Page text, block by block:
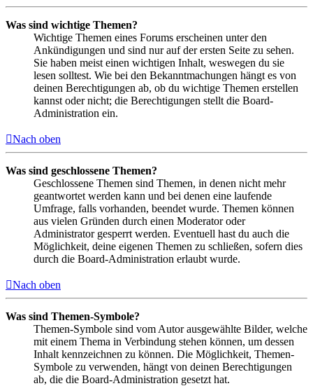
Was sind wichtige Themen?
Wichtige Themen eines Forums erscheinen unter den
Ankündigungen und sind nur auf der ersten Seite zu sehen.
Sie haben meist einen wichtigen Inhalt, weswegen du sie
lesen solltest. Wie bei den Bekanntmachungen hängt es von
deinen Berechtigungen ab, ob du wichtige Themen erstellen
kannst oder nicht; die Berechtigungen stellt die Board-
Administration ein.
Nach oben
Was sind geschlossene Themen?
Geschlossene Themen sind Themen, in denen nicht mehr
geantwortet werden kann und bei denen eine laufende
Umfrage, falls vorhanden, beendet wurde. Themen können
aus vielen Gründen durch einen Moderator oder
Administrator gesperrt werden. Eventuell hast du auch die
Möglichkeit, deine eigenen Themen zu schließen, sofern dies
durch die Board-Administration erlaubt wurde.
Nach oben
Was sind Themen-Symbole?
Themen-Symbole sind vom Autor ausgewählte Bilder, welche
mit einem Thema in Verbindung stehen können, um dessen
Inhalt kennzeichnen zu können. Die Möglichkeit, Themen-
Symbole zu verwenden, hängt von deinen Berechtigungen
ab, die die Board-Administration gesetzt hat.